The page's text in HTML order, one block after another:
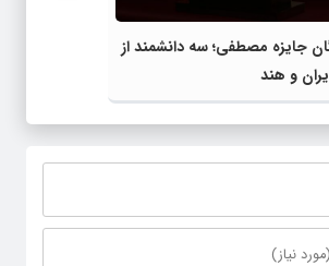
جایزه مصطفی؛ سه دانشمند از
و هند